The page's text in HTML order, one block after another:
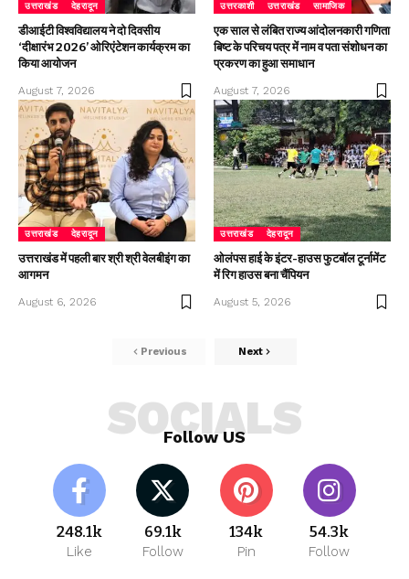
उत्तराखंड देहरादून
डीआईटी विश्वविद्यालय ने दो दिवसीय
‘दीक्षारंभ 2026’ ओरिएंटेशन कार्यक्रम का
किया आयोजन
August 7, 2026
उत्तरकाशी उत्तराखंड सामाजिक
एक साल से लंबित राज्य आंदोलनकारी गणिता
बिष्ट के परिचय पत्र में नाम व पता संशोधन का
प्रकरण का हुआ समाधान
August 7, 2026
उत्तराखंड देहरादून
उत्तराखंड में पहली बार श्री श्री वेलबीइंग का
आगमन
August 6, 2026
उत्तराखंड देहरादून
ओलंपस हाई के इंटर-हाउस फुटबॉल टूर्नामेंट
में रिग हाउस बना चैंपियन
August 5, 2026
Previous Next
Follow US
SOCIALS
248.1k
Like
69.1k
Follow
134k
Pin
54.3k
Follow